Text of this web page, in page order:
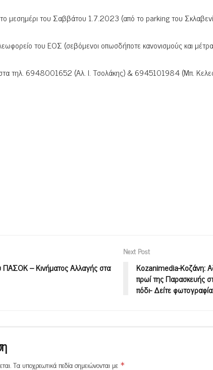
μεσημέρι του Σαββάτου 1.7.2023 (από το parkingτου
του ΕΟΣ (σεβόμενοι οπωσδήποτε κανονισμούς και
τηλ. 6948001652 (Αλ. Ι. Τσολάκης) & 6945101984 (Μπ.
ΠΑΣΟΚ – Κινήματος Αλλαγής στα
Next Post
Kozanimedia-Κοζάνη:
πρωί της Παρασκευής
πόδι- Δείτε φωτογραφία
Τα υποχρεωτικά πεδία σημειώνονται με *